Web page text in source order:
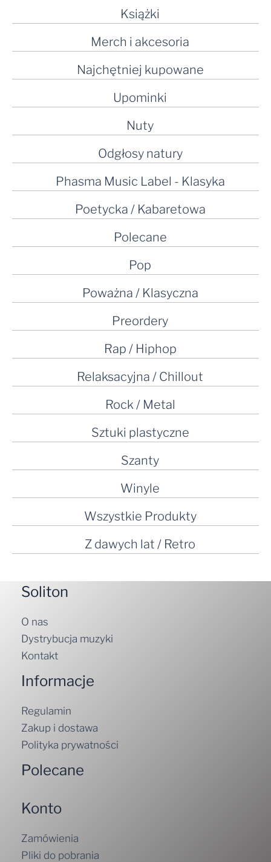
Książki
Merch i akcesoria
Najchętniej kupowane
Upominki
Nuty
Odgłosy natury
Phasma Music Label - Klasyka
Poetycka / Kabaretowa
Polecane
Pop
Poważna / Klasyczna
Preordery
Rap / Hiphop
Relaksacyjna / Chillout
Rock / Metal
Sztuki plastyczne
Szanty
Winyle
Wszystkie Produkty
Z dawych lat / Retro
Soliton
O nas
Dystrybucja muzyki
Kontakt
Informacje
Regulamin
Zakup i dostawa
Polityka prywatności
Polecane
Konto
Zamówienia
Pliki do pobrania